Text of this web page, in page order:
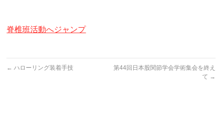
脊椎班活動へジャンプ
← ハローリング装着手技
第44回日本股関節学会学術集会を終え
て →